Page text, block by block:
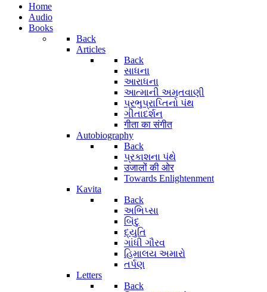
Home
Audio
Books
Back
Articles
Back
સાધના
આરાધના
આત્માની અમૃતવાણી
પ્રભુપ્રાપ્તિનો પંથ
ગીતાદર્શન
गीता का संगीत
Autobiography
Back
પ્રકાશના પંથે
उजालों की ओर
Towards Enlightenment
Kavita
Back
અભિપ્સા
બિંદુ
દ્યુતિ
ગાંધી ગૌરવ
હિમાલય અમારો
તર્પણ
Letters
Back